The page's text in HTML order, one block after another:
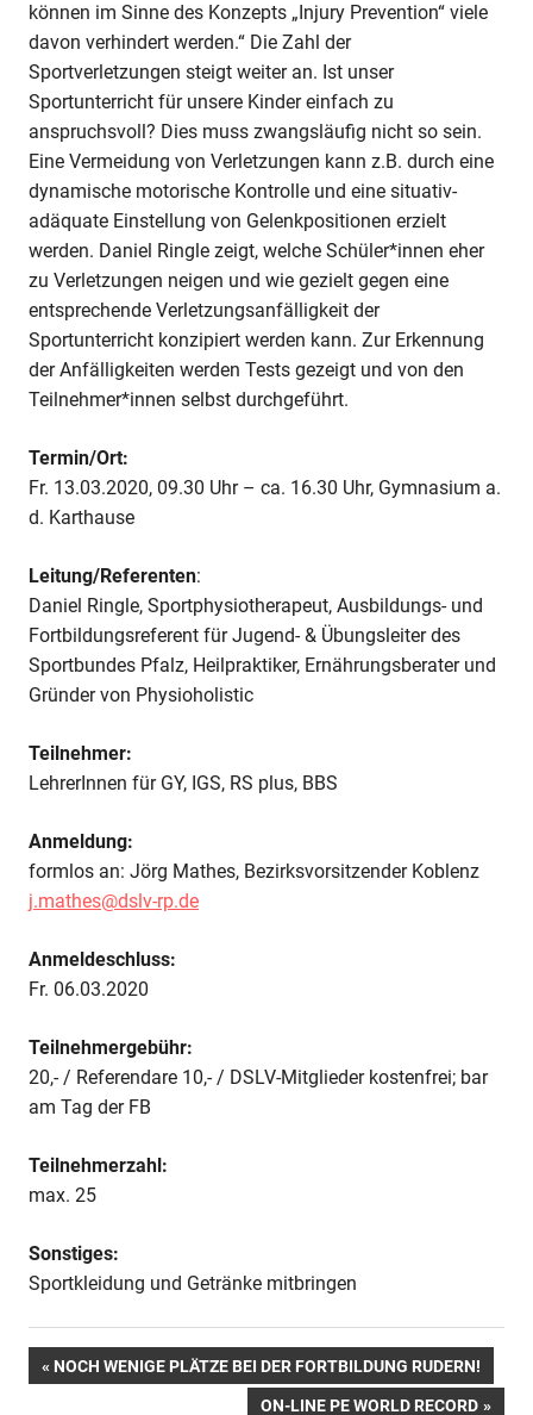
ist
möglich!
(Teil
können im Sinne des Konzepts „Injury Prevention“ viele
davon verhindert werden.“ Die Zahl der
Sportverletzungen steigt weiter an. Ist unser
Sportunterricht für unsere Kinder einfach zu
anspruchsvoll? Dies muss zwangsläufig nicht so sein.
Eine Vermeidung von Verletzungen kann z.B. durch eine
dynamische motorische Kontrolle und eine situativ-
adäquate Einstellung von Gelenkpositionen erzielt
werden. Daniel Ringle zeigt, welche Schüler*innen eher
zu Verletzungen neigen und wie gezielt gegen eine
entsprechende Verletzungsanfälligkeit der
Sportunterricht konzipiert werden kann. Zur Erkennung
der Anfälligkeiten werden Tests gezeigt und von den
Teilnehmer*innen selbst durchgeführt.
Termin/Ort:
Fr. 13.03.2020, 09.30 Uhr – ca. 16.30 Uhr, Gymnasium a.
d. Karthause
Leitung/Referenten:
Daniel Ringle, Sportphysiotherapeut, Ausbildungs- und
Fortbildungsreferent für Jugend- & Übungsleiter des
Sportbundes Pfalz, Heilpraktiker, Ernährungsberater und
Gründer von Physioholistic
Teilnehmer:
LehrerInnen für GY, IGS, RS plus, BBS
Anmeldung:
formlos an: Jörg Mathes, Bezirksvorsitzender Koblenz
j.mathes@dslv-rp.de
Anmeldeschluss:
Fr. 06.03.2020
Teilnehmergebühr:
20,- / Referendare 10,- / DSLV-Mitglieder kostenfrei; bar
am Tag der FB
Teilnehmerzahl:
max. 25
Sonstiges:
Sportkleidung und Getränke mitbringen
Beitragsnavigation
VORHERIGER
NOCH WENIGE PLÄTZE BEI DER FORTBILDUNG RUDERN!
NÄCHSTER
ON-LINE PE WORLD RECORD